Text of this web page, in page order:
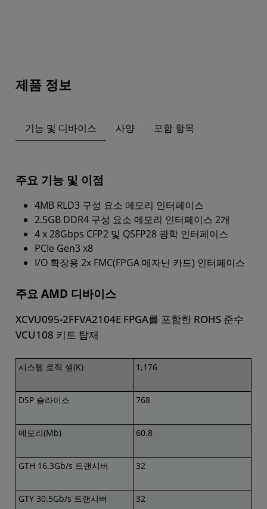
제품 정보
기능 및 디바이스 사양 포함 항목
주요 기능 및 이점
4MB RLD3 구성 요소 메모리 인터페이스
2.5GB DDR4 구성 요소 메모리 인터페이스 2개
4 x 28Gbps CFP2 및 QSFP28 광학 인터페이스
PCIe Gen3 x8
I/O 확장용 2x FMC(FPGA 메자닌 카드) 인터페이스
주요 AMD 디바이스
XCVU095-2FFVA2104E FPGA를 포함한 ROHS 준수
VCU108 키트 탑재
시스템 로직 셀(K) 1,176
DSP 슬라이스 768
메모리(Mb) 60.8
GTH 16.3Gb/s 트랜시버 32
GTY 30.5Gb/s 트랜시버 32